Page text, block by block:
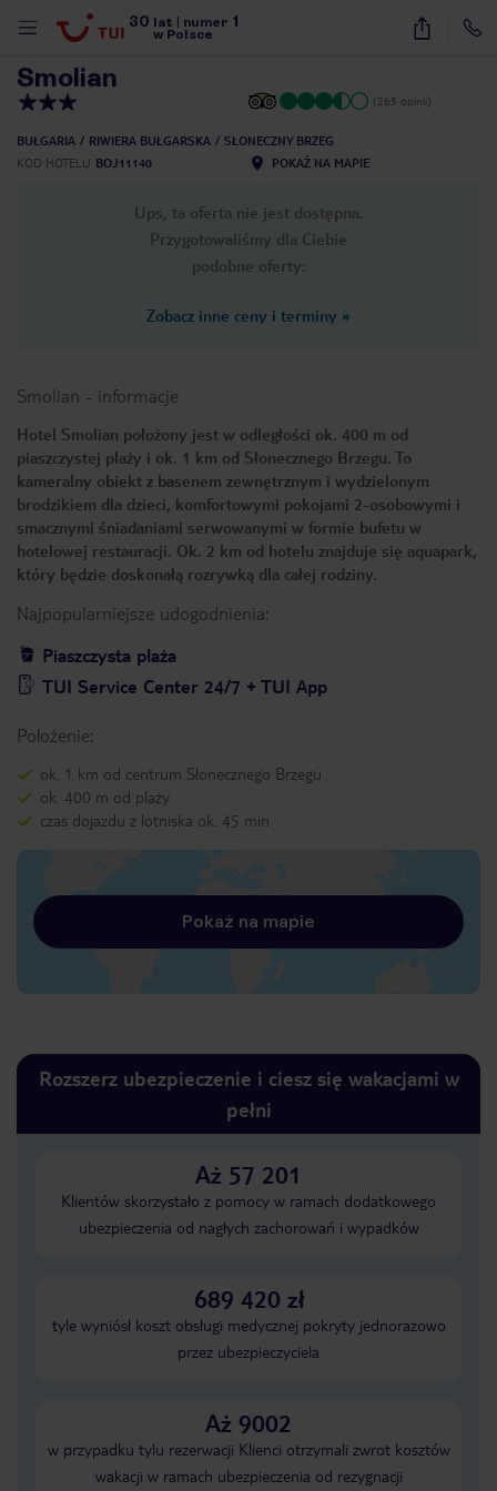
30 lat numer 1
w Polsce
9
Smolian
(265 opinii)
BUŁGARIA RIWIERA BUŁGARSKA
SŁONECZNY BRZEG
KOD HOTELU BOJ11140 POKAŻ NA MAPIE
Ups, ta oferta nie jest dostępna.
Przygotowaliśmy dla Ciebie
podobne oferty:
Zobacz inne ceny i terminy »
Smolian - informacje
Hotel Smolian położony jest w odległości ok. 400 m od
piaszczystej plaży i ok. 1 km od Słonecznego Brzegu. To
kameralny obiekt z basenem zewnętrznym i wydzielonym
brodzikiem dla dzieci, komfortowymi pokojami 2-osobowymi i
smacznymi śniadaniami serwowanymi w formie bufetu w
hotelowej restauracji. Ok. 2 km od hotelu znajduje się aquapark,
który będzie doskonałą rozrywką dla całej rodziny.
Najpopularniejsze udogodnienia:
Piaszczysta plaża
TUI Service Center 24/7 + TUI App
Położenie:
ok. 1 km od centrum Słonecznego Brzegu
ok. 400 m od plaży
czas dojazdu z lotniska ok. 45 min
Pokaż na mapie
Rozszerz ubezpieczenie i ciesz się wakacjami w
pełni
Aż 57 201
Klientów skorzystało z pomocy w ramach dodatkowego
ubezpieczenia od nagłych zachorowań i wypadków
689 420 zł
tyle wyniósł koszt obsługi medycznej pokryty jednorazowo
przez ubezpieczyciela
Aż 9002
w przypadku tylu rezerwacji Klienci otrzymali zwrot kosztów
wakacji w ramach ubezpieczenia od rezygnacji